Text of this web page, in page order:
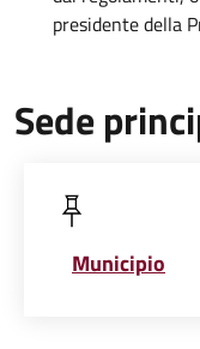
presidente della
Sede
Municipio